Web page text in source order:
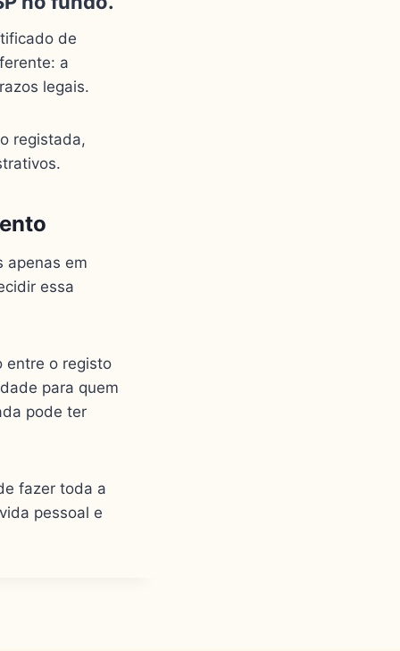
de
a
legais.
registada,
apenas em
essa
entre o registo
para quem
pode ter
fazer toda a
pessoal e